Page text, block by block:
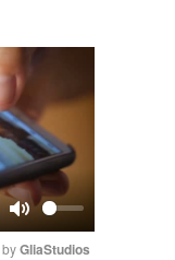
Mute
GliaStudios